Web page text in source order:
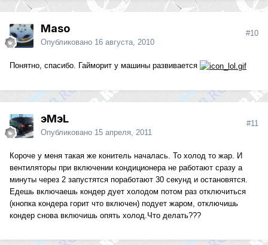
Maso
Опубликовано 16 августа, 2010
#10
Понятно, спасибо. Гайморит у машины развивается
эМэL
Опубликовано 15 апреля, 2011
#11
Короче у меня такая же конитель началась. То холод то жар. И
вентиляторы при включении кондиционера не работают сразу а
минуты через 2 запустятся поработают 30 секунд и остановятся.
Едешь включаешь кондер дует холодом потом раз отключиться
(кнопка кондера горит что включен) подует жаром, отключишь
кондер снова включишь опять холод.Что делать???